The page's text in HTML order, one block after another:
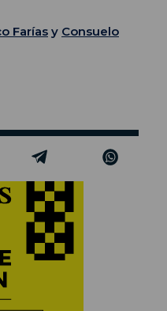
Farías y Consuelo